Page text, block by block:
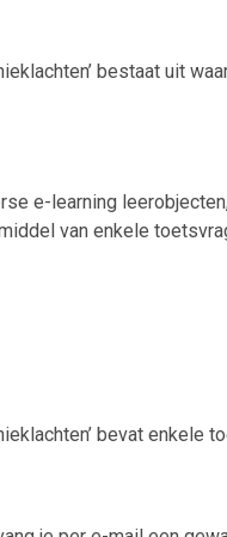
bestaat uit
e-learning
van enkele
bevat enkele